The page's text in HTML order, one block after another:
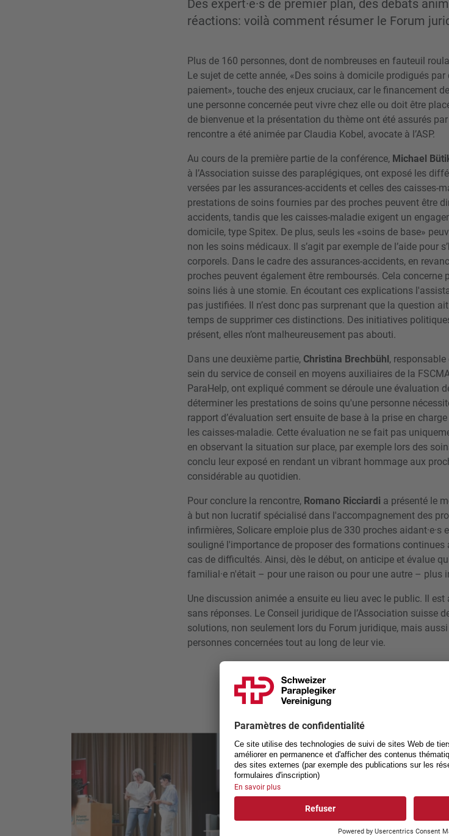
Des expert·e·s de premier plan, des débats
réactions: voilà comment résumer le Forum
Plus de 160 personnes, dont de nombreuses en fauteuil
Le sujet de cette année, «Des soins à domicile prodigués
paiement», touche des enjeux cruciaux, car le financement
une personne concernée peut vivre chez elle ou doit être
de bienvenue et la présentation du thème ont été assurés par
rencontre a été animée par Claudia Kobel, avocate à l’ASP.
Au cours de la première partie de la conférence, Michael
à l’Association suisse des paraplégiques, ont exposé les
versées par les assurances-accidents et celles des caisses-
prestations de soins fournies par des proches peuvent être
accidents, tandis que les caisses-maladie exigent un
domicile, type Spitex. De plus, seuls les «soins de base»
non les soins médicaux. Il s’agit par exemple de l’aide pour
corporels. Dans le cadre des assurances-accidents, en
proches peuvent également être remboursés. Cela
soins liés à une stomie. En écoutant ces explications
pas justifiées. Il n’est donc pas surprenant que la question
temps de supprimer ces distinctions. Des initiatives
présent, elles n’ont malheureusement pas abouti.
Dans une deuxième partie, Christina Brechbühl,
sein du service de conseil en moyens auxiliaires de la
ParaHelp, ont expliqué comment se déroule une évaluation
déterminer les prestations de soins qu'une personne
rapport d’évaluation sert ensuite de base à la prise en
les caisses-maladie. Cette évaluation ne se fait pas
en observant la situation sur place, par exemple lors des
conclu leur exposé en rendant un vibrant hommage aux
considérable au quotidien.
Pour conclure la rencontre, Romano Ricciardi a présenté le
à but non lucratif spécialisé dans l'accompagnement des
infirmières, Solicare emploie plus de 330 proches
souligné l'importance de proposer des formations continues
cas de difficultés. Ainsi, dès le début, on anticipe et évalue
familial·e n'était – pour une raison ou pour une autre – plus
Une discussion animée a ensuite eu lieu avec le public. Il
sans réponses. Le Conseil juridique de l’Association suisse
solutions, non seulement lors du Forum juridique, mais
personnes concernées tout au long de leur vie.
Le Forum juridique